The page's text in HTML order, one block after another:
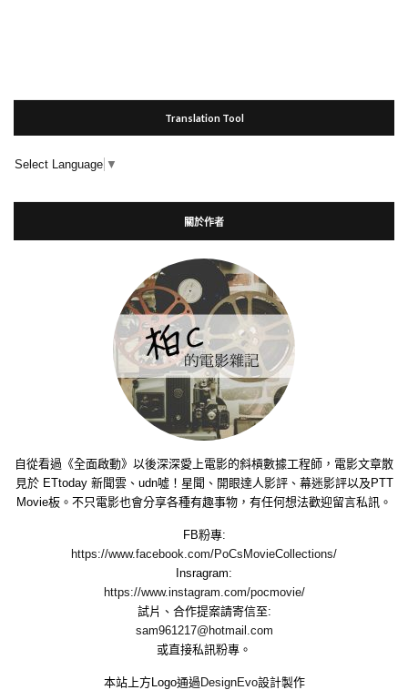
Translation Tool
Select Language ▼
關於作者
自從看過《全面啟動》以後深深愛上電影的斜槓數據工程師，電影文章散
見於 ETtoday 新聞雲、udn噓！星聞、開眼達人影評、幕迷影評以及PTT
Movie板。不只電影也會分享各種有趣事物，有任何想法歡迎留言私訊。
FB粉專:
https://www.facebook.com/PoCsMovieCollections/
Insragram:
https://www.instagram.com/pocmovie/
試片、合作提案請寄信至:
sam961217@hotmail.com
或直接私訊粉專。
本站上方Logo通過 DesignEvo設計製作